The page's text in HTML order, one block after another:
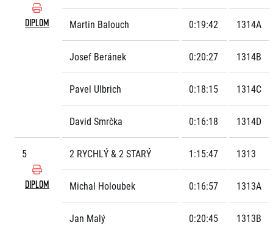
DIPLOM Martin Balouch 0:19:42 1314A
Josef Beránek 0:20:27 1314B
Pavel Ulbrich 0:18:15 1314C
David Smrčka 0:16:18 1314D
5
DIPLOM
2 RYCHLÝ & 2 STARÝ 1:15:47 1313
Michal Holoubek 0:16:57 1313A
Jan Malý 0:20:45 1313B